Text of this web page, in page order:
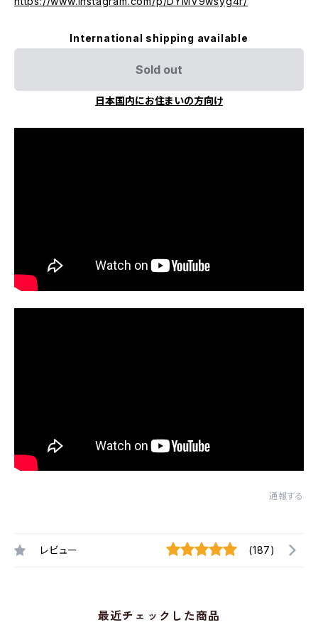
International shipping available
Sold out
日本国内にお住まいの方向け
通報する
レビュー (187)
最近チェックした商品